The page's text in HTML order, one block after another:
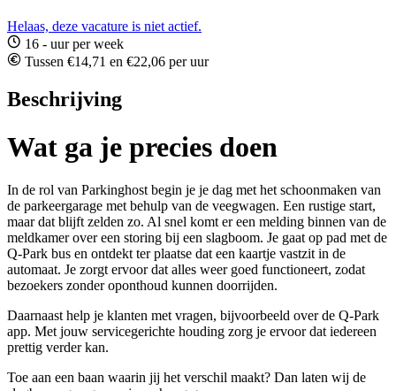
Helaas, deze vacature is niet actief.
16 - uur per week
Tussen €14,71 en €22,06 per uur
Beschrijving
Wat ga je precies doen
In de rol van Parkinghost begin je je dag met het schoonmaken van
de parkeergarage met behulp van de veegwagen. Een rustige start,
maar dat blijft zelden zo. Al snel komt er een melding binnen van de
meldkamer over een storing bij een slagboom. Je gaat op pad met de
Q-Park bus en ontdekt ter plaatse dat een kaartje vastzit in de
automaat. Je zorgt ervoor dat alles weer goed functioneert, zodat
bezoekers zonder oponthoud kunnen doorrijden.
Daarnaast help je klanten met vragen, bijvoorbeeld over de Q-Park
app. Met jouw servicegerichte houding zorg je ervoor dat iedereen
prettig verder kan.
Toe aan een baan waarin jij het verschil maakt? Dan laten wij de